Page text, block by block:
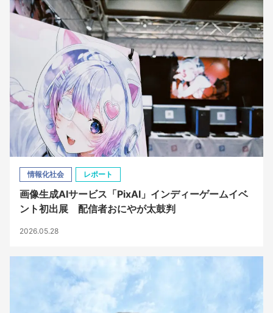
情報化社会 レポート
画像生成AIサービス「PixAI」インディーゲームイベ
ント初出展 配信者おにやが太鼓判
2026.05.28